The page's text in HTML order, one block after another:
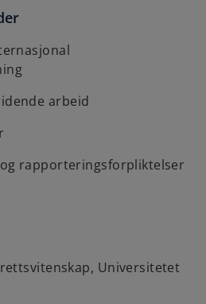
arbeid
rapporteringsforpliktelser
Universitetet